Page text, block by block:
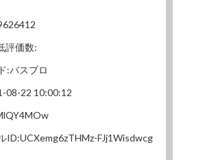
評価数:
:バスプロ
08-22 10:00:12
ID:UCXemg6zTHMz-FJj1Wisdwcg